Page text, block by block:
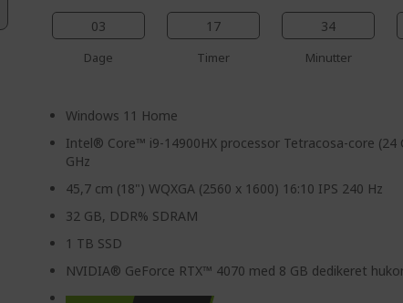
03
Dage
17
Timer
34
Minutter
Windows 11 Home
Intel® Core™ i9-14900HX processor Tetracosa-core (24
GHz
45,7 cm (18") WQXGA (2560 x 1600) 16:10 IPS 240 Hz
32 GB, DDR% SDRAM
1 TB SSD
NVIDIA® GeForce RTX™ 4070 med 8 GB dedikeret